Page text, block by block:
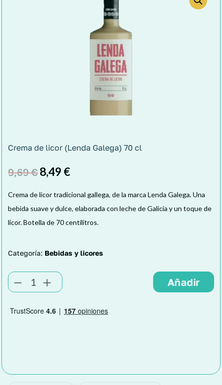
Crema de licor (Lenda Galega) 70 cl
9,69€8,49 €
Crema de licor tradicional gallega, de la marca Lenda Galega. Una
bebida suave y dulce, elaborada con leche de Galicia y un toque de
licor. Botella de 70 centilitros.
Categoría: Bebidas y licores